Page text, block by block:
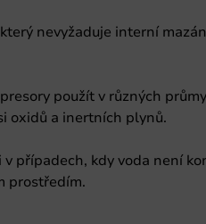
nevyžaduje interní
použít v různých
oxidů a inertních plynů.
případech, kdy voda není
prostředím.